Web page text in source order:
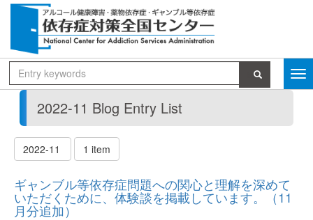
2022-11 Blog Entry List
2022-11 1 item
ギャンブル等依存症問題への関心と理解を深めて
いただくために、体験談を掲載しています。（11
月分追加）